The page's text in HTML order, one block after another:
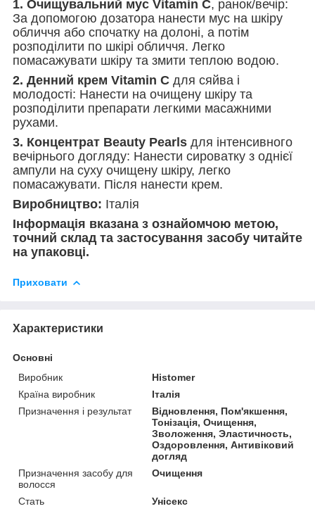
1. Очищувальний мус Vitamin C, ранок/вечір:
За допомогою дозатора нанести мус на шкіру
обличчя або спочатку на долоні, а потім
розподілити по шкірі обличчя. Легко
помасажувати шкіру та змити теплою водою.
2. Денний крем Vitamin C для сяйва і
молодості: Нанести на очищену шкіру та
розподілити препарати легкими масажними
рухами.
3. Концентрат Beauty Pearls для інтенсивного
вечірнього догляду: Нанести сироватку з однієї
ампули на суху очищену шкіру, легко
помасажувати. Після нанести крем.
Виробництво: Італія
Інформація вказана з ознайомчою метою,
точний склад та застосування засобу читайте
на упаковці.
Приховати
Характеристики
Основні
Виробник
Histomer
Країна виробник
Італія
Призначення і результат
Відновлення, Пом'якшення,
Тонізація, Очищення,
Зволоження, Эластичность,
Оздоровлення, Антивіковий
догляд
Призначення засобу для
волосся
Очищення
Стать
Унісекс